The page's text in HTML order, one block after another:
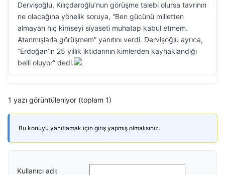
Dervişoğlu, Kılıçdaroğlu’nun görüşme talebi olursa tavrının
ne olacağına yönelik soruya, “Ben gücünü milletten
almayan hiç kimseyi siyaseti muhatap kabul etmem.
Atanmışlarla görüşmem” yanıtını verdi. Dervişoğlu ayrıca,
“Erdoğan’ın 25 yıllık iktidarının kimlerden kaynaklandığı
belli oluyor” dedi.
1 yazı görüntüleniyor (toplam 1)
Bu konuyu yanıtlamak için giriş yapmış olmalısınız.
Kullanıcı adı: